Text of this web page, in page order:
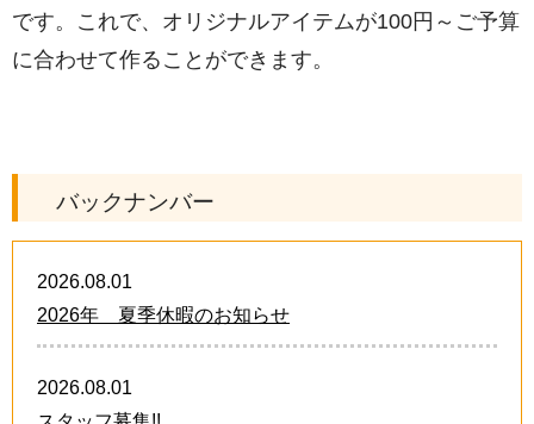
です。これで、オリジナルアイテムが100円～ご予算
に合わせて作ることができます。
バックナンバー
2026.08.01
2026年 夏季休暇のお知らせ
2026.08.01